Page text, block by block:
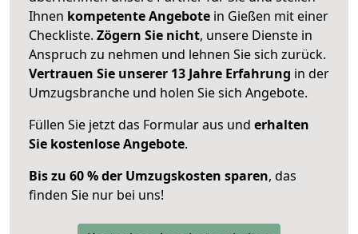
Ihnen kompetente Angebote in Gießen mit einer
Checkliste. Zögern Sie nicht, unsere Dienste in
Anspruch zu nehmen und lehnen Sie sich zurück.
Vertrauen Sie unserer 13 Jahre Erfahrung in der
Umzugsbranche und holen Sie sich Angebote.
Füllen Sie jetzt das Formular aus und erhalten
Sie kostenlose Angebote.
Bis zu 60 % der Umzugskosten sparen, das
finden Sie nur bei uns!